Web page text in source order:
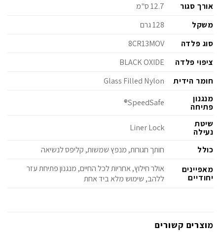
אורך סגור
12.7 ס"מ
משקל
128 גרם
סוג פלדה
8CR13MOV
ציפוי פלדה
BLACK OXIDE
חומר הידית
Glass Filled Nylon
מנגנון
פתיחה
SpeedSafe®
שיטת
נעילה Liner Lock
כולל
חותך חגורות, מנפץ שמשות, קליפס לנשיאה
מאפיינים
יחודיים
אולר חילוץ, אחריות לכל החיים, מנגנון פתיחת עזר
ללהב, שימוש מלא ביד אחת
מוצרים קשורים